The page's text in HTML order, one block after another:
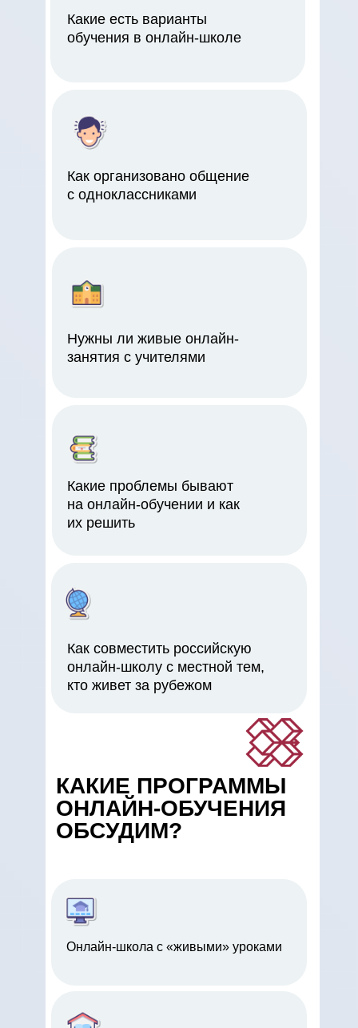
Какие есть варианты
обучения в онлайн-школе
Как организовано общение
с одноклассниками
Нужны ли живые онлайн-
занятия с учителями
Какие проблемы бывают
на онлайн-обучении и как
их решить
Как совместить российскую
онлайн-школу с местной тем,
кто живет за рубежом
КАКИЕ ПРОГРАММЫ
ОНЛАЙН-ОБУЧЕНИЯ
ОБСУДИМ?
Онлайн-школа с «живыми» уроками